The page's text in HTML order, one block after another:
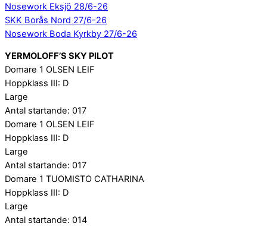
Nosework Eksjö 28/6-26
SKK Borås Nord 27/6-26
Nosework Boda Kyrkby 27/6-26
YERMOLOFF’S SKY PILOT
Domare 1 OLSEN LEIF
Hoppklass III: D
Large
Antal startande: 017
Domare 1 OLSEN LEIF
Hoppklass III: D
Large
Antal startande: 017
Domare 1 TUOMISTO CATHARINA
Hoppklass III: D
Large
Antal startande: 014